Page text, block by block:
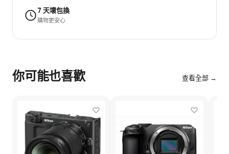
7 天壞包換
購物更安心
你可能也喜歡 查看全部 →